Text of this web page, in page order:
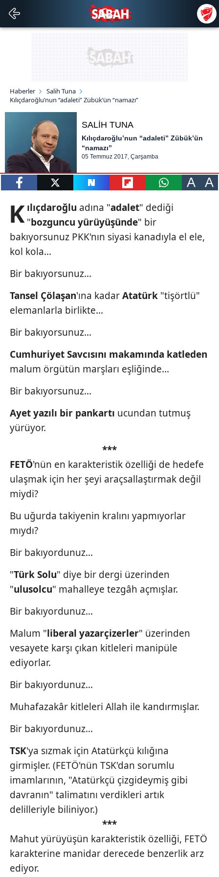
Haberler
Salih Tuna
Kılıçdaroğlu’nun “adaleti” Zübük’ün “namazı”
SALİH TUNA
Kılıçdaroğlu’nun “adaleti” Zübük’ün
“namazı”
05 Temmuz 2017, Çarşamba
A A
Kılıçdaroğlu adına "adalet" dediği
"bozguncu yürüyüşünde" bir
bakıyorsunuz PKK'nın siyasi kanadıyla el ele,
kol kola...
Bir bakıyorsunuz...
Tansel Çölaşan'ına kadarAtatürk "tişörtlü"
elemanlarla birlikte...
Bir bakıyorsunuz...
CumhuriyetSavcısını makamında katleden
malum örgütün marşları eşliğinde...
Bir bakıyorsunuz...
Ayet yazılı bir pankartı ucundan tutmuş
yürüyor.
***
FETÖ'nün en karakteristik özelliği de hedefe
ulaşmak için her şeyi araçsallaştırmak değil
miydi?
Bu uğurda takiyenin kralını yapmıyorlar
mıydı?
Bir bakıyordunuz...
"Türk Solu" diye bir dergi üzerinden
"ulusolcu" mahalleye tezgâh açmışlar.
Bir bakıyordunuz...
Malum "liberal yazarçizerler" üzerinden
vesayete karşı çıkan kitleleri manipüle
ediyorlar.
Bir bakıyordunuz...
Muhafazakâr kitleleri Allah ile kandırmışlar.
Bir bakıyordunuz...
TSK'ya sızmak için Atatürkçü kılığına
girmişler. (FETÖ'nün TSK'dan sorumlu
imamlarının, "Atatürkçü çizgideymiş gibi
davranın" talimatını verdikleri artık
delilleriyle biliniyor.)
***
Mahut yürüyüşün karakteristik özelliği, FETÖ
karakterine manidar derecede benzerlik arz
ediyor.